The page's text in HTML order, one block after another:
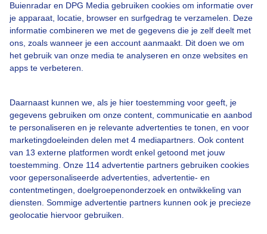
Buienradar en DPG Media gebruiken cookies om informatie over
je apparaat, locatie, browser en surfgedrag te verzamelen. Deze
informatie combineren we met de gegevens die je zelf deelt met
ons, zoals wanneer je een account aanmaakt. Dit doen we om
het gebruik van onze media te analyseren en onze websites en
apps te verbeteren.
Daarnaast kunnen we, als je hier toestemming voor geeft, je
gegevens gebruiken om onze content, communicatie en aanbod
te personaliseren en je relevante advertenties te tonen, en voor
marketingdoeleinden delen met 4 mediapartners. Ook content
van 13 externe platformen wordt enkel getoond met jouw
toestemming. Onze 114 advertentie partners gebruiken cookies
voor gepersonaliseerde advertenties, advertentie- en
contentmetingen, doelgroepenonderzoek en ontwikkeling van
diensten. Sommige advertentie partners kunnen ook je precieze
geolocatie hiervoor gebruiken.
zonnetje bij de maaltijd, nog een fris windje, hebben
wij geen last van!
Door: Elly van Niekerk Gemaakt: 24-10-2025, 222x bekeken
Paartijdeekhoornsindewinter Zon Wind
Bekijk slideshow